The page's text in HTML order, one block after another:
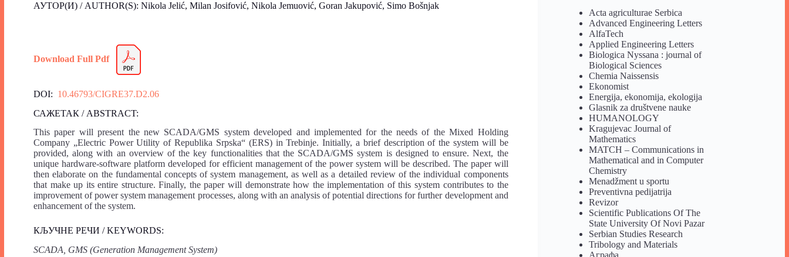
АУТОР(И) / AUTHOR(S): Nikola Jelić, Milan Josifović, Nikola Jemuović, Goran Jakupović, Simo Bošnjak
Download Full Pdf
DOI: 10.46793/CIGRE37.D2.06
САЖЕТАК / ABSTRACT:
This paper will present the new SCADA/GMS system developed and implemented for the needs of the Mixed Holding
Company „Electric Power Utility of Republika Srpska“ (ERS) in Trebinje. Initially, a brief description of the system will be
provided, along with an overview of the key functionalities that the SCADA/GMS system is designed to ensure. Next, the
unique hardware-software platform developed for efficient management of the power system will be described. The paper will
then elaborate on the fundamental concepts of system management, as well as a detailed review of the individual components
that make up its entire structure. Finally, the paper will demonstrate how the implementation of this system contributes to the
improvement of power system management processes, along with an analysis of potential directions for further development and
enhancement of the system.
КЉУЧНЕ РЕЧИ / KEYWORDS:
SCADA, GMS (Generation Management System)
Acta agriculturae Serbica
Advanced Engineering Letters
AlfaTech
Applied Engineering Letters
Biologica Nyssana : journal of
Biological Sciences
Chemia Naissensis
Ekonomist
Energija, ekonomija, ekologija
Glasnik za društvene nauke
HUMANOLOGY
Kragujevac Journal of
Mathematics
MATCH – Communications in
Mathematical and in Computer
Chemistry
Menadžment u sportu
Preventivna pedijatrija
Revizor
Scientific Publications Of The
State University Of Novi Pazar
Serbian Studies Research
Tribology and Materials